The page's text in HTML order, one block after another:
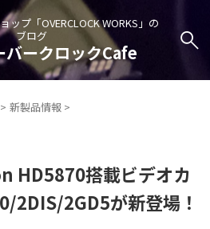
ップ「OVERCLOCK WORKS」の
ブログ
ークロックCafe
> 新製品情報 >
HD5870搭載ビデオカ
2DIS/2GD5が新登場！